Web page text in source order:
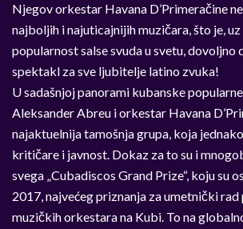
Njegov orkestar Havana D’Primeračine
najboljih i najuticajnijih muzičara, što je,
popularnost salse svuda u svetu, dovoljno
spektakl za sve ljubitelje latino zvuka!
U sadašnjoj panorami kubanske
Aleksander Abreu i orkestar Havana
najaktuelnija tamošnja grupa, koja
kritičare i javnost. Dokaz za to su i
svega „Cubadiscos Grand Prize“, koju su
2017, najvećeg priznanja za umetnički
muzičkih orkestara na Kubi. To na